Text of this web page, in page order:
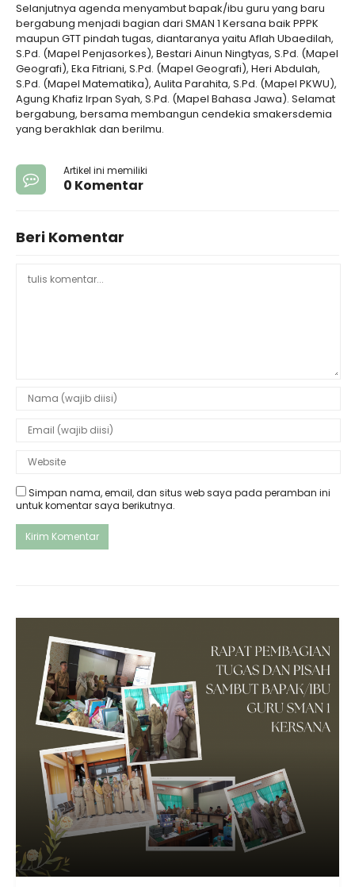
Selanjutnya agenda menyambut bapak/ibu guru yang baru
bergabung menjadi bagian dari SMAN 1 Kersana baik PPPK
maupun GTT pindah tugas, diantaranya yaitu Aflah Ubaedilah,
S.Pd. (Mapel Penjasorkes), Bestari Ainun Ningtyas, S.Pd. (Mapel
Geografi), Eka Fitriani, S.Pd. (Mapel Geografi), Heri Abdulah,
S.Pd. (Mapel Matematika), Aulita Parahita, S.Pd. (Mapel PKWU),
Agung Khafiz Irpan Syah, S.Pd. (Mapel Bahasa Jawa). Selamat
bergabung, bersama membangun cendekia smakersdemia
yang berakhlak dan berilmu.
Artikel ini memiliki
0 Komentar
Beri Komentar
Simpan nama, email, dan situs web saya pada peramban ini
untuk komentar saya berikutnya.